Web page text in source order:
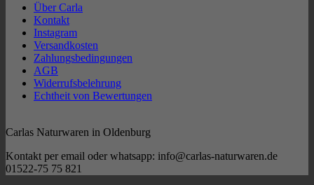
Über Carla
Kontakt
Instagram
Versandkosten
Zahlungsbedingungen
AGB
Widerrufsbelehrung
Echtheit von Bewertungen
Carlas Naturwaren in Oldenburg
Kontakt per email oder whatsapp: info@carlas-naturwaren.de
01522-75 75 821